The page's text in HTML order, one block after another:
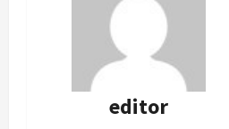
editor